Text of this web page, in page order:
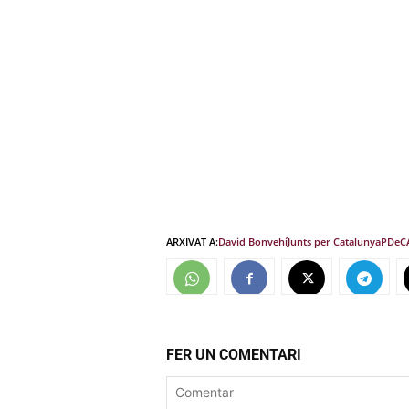
ARXIVAT A:David BonvehíJunts per Catalunya
FER UN COMENTARI